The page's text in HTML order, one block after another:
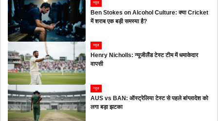
न्यूज
Ben Stokes on Alcohol Culture: क्या Cricket
में शराब एक बड़ी समस्या है?
न्यूज
Henry Nicholls: न्यूजीलैंड टेस्ट टीम में धमाकेदार
वापसी
न्यूज
AUS vs BAN: ऑस्ट्रेलिया टेस्ट से पहले बांग्लादेश को
लगा बड़ा झटका